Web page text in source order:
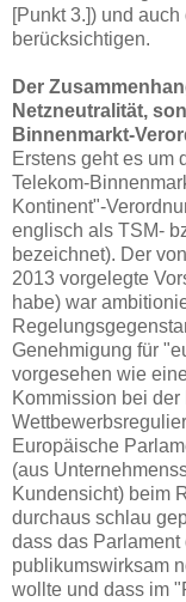
[Punkt 3.]) und
berücksichtigen.
Der
Netzneutralität,
Binnenmarkt-
Erstens geht es um
Telekom-
Kontinent"-
englisch als TSM-
bezeichnet). Der
2013 vorgelegte
habe) war
Genehmigung für
vorgesehen wie
Kommission bei
Europäische
(aus
Kundensicht) beim
durchaus schlau
dass das
publikumswirksam
wollte und dass im